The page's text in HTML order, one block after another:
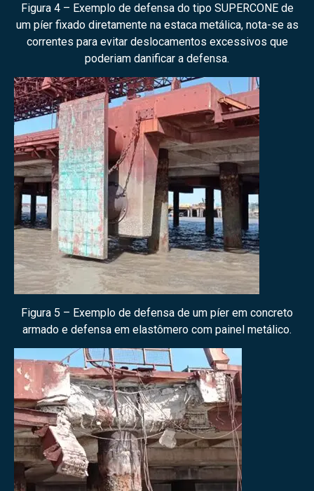
Figura 4 – Exemplo de defensa do tipo SUPERCONE de
um píer fixado diretamente na estaca metálica, nota-se as
correntes para evitar deslocamentos excessivos que
poderiam danificar a defensa.
Figura 5 – Exemplo de defensa de um píer em concreto
armado e defensa em elastômero com painel metálico.